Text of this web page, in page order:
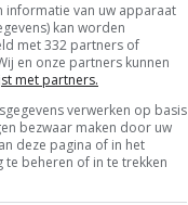
Gray,Conor
,Frank
,Arthur L.
,
.
informatie van uw apparaat
kan worden
met 332 partners of
en onze partners kunnen
met partners.
verwerken op basis
bezwaar maken door uw
deze pagina of in het
te beheren of in te trekken